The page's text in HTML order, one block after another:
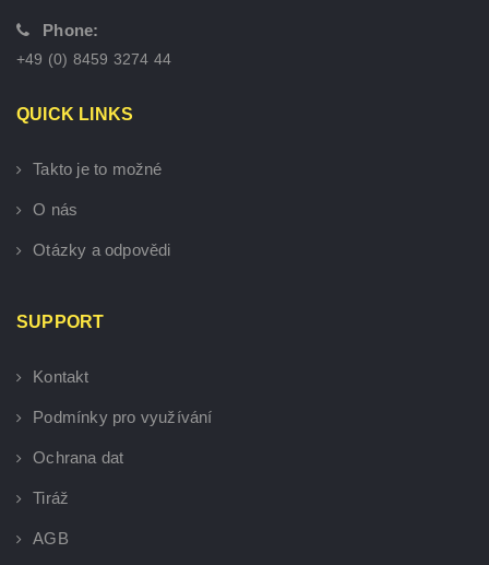
Phone:
+49 (0) 8459 3274 44
QUICK LINKS
Takto je to možné
O nás
Otázky a odpovědi
SUPPORT
Kontakt
Podmínky pro využívání
Ochrana dat
Tiráž
AGB